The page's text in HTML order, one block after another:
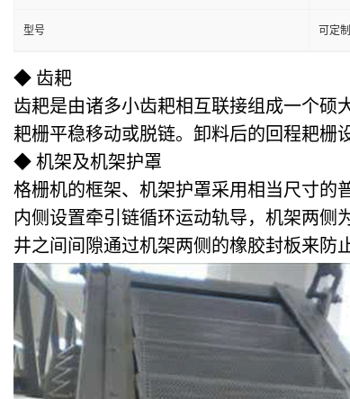
型号 可定制
◆ 齿耙
齿耙是由诸多小齿耙相互联接组成一个硕
耙栅平稳移动或脱链。卸料后的回程耙栅
◆ 机架及机架护罩
格栅机的框架、机架护罩采用相当尺寸的
内侧设置牵引链循环运动轨导，机架两
井之间间隙通过机架两侧的橡胶封板来防